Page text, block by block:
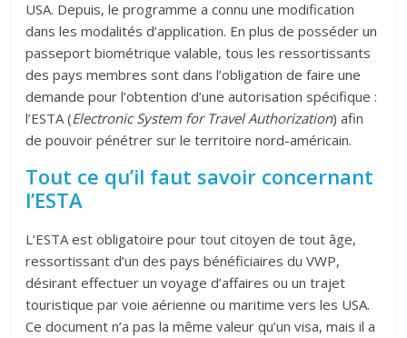
USA. Depuis, le programme a connu une modification
dans les modalités d’application. En plus de posséder un
passeport biométrique valable, tous les ressortissants
des pays membres sont dans l’obligation de faire une
demande pour l’obtention d’une autorisation spécifique :
l’ESTA (Electronic System for Travel Authorization) afin
de pouvoir pénétrer sur le territoire nord-américain.
Tout ce qu’il faut savoir concernant
l’ESTA
L’ESTA est obligatoire pour tout citoyen de tout âge,
ressortissant d’un des pays bénéficiaires du VWP,
désirant effectuer un voyage d’affaires ou un trajet
touristique par voie aérienne ou maritime vers les USA.
Ce document n’a pas la même valeur qu’un visa, mais il a